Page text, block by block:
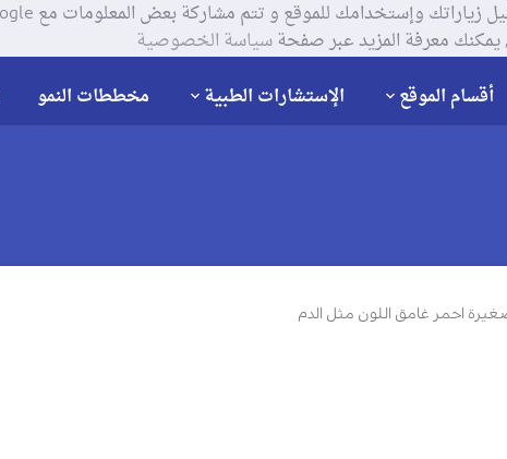
معرفة المزيد عبر صفحةسياسة الخصوصية
أقسام الموقع الإستشارات الطبية مخططات النمو
احمر غامق اللون مثل الدم